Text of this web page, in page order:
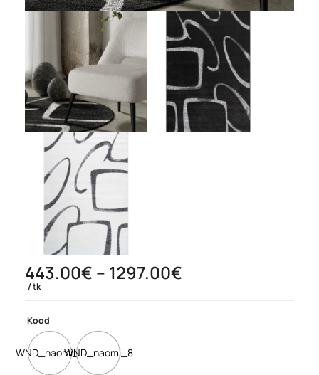
443.00€ – 1297.00€
tk
Kood
WND_naomi_4WND_naomi_8